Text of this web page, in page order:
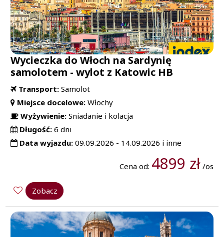
Wycieczka do Włoch na Sardynię
samolotem - wylot z Katowic HB
Transport: Samolot
Miejsce docelowe: Włochy
Wyżywienie: Sniadanie i kolacja
Długość:6 dni
Data wyjazdu:09.09.2026 - 14.09.2026 i inne
Cena od: 4899 zł/os
Zobacz